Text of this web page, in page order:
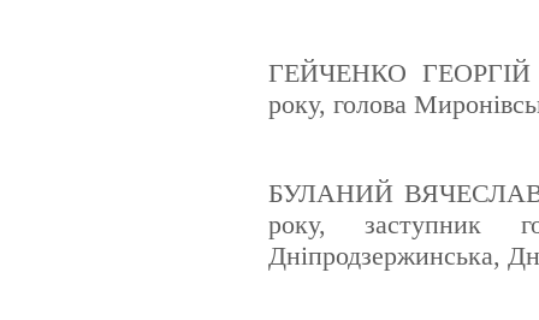
ГЕЙЧЕНКО
року, голова
БУЛАНИЙ
року, заступник
Дніпродзержинська,